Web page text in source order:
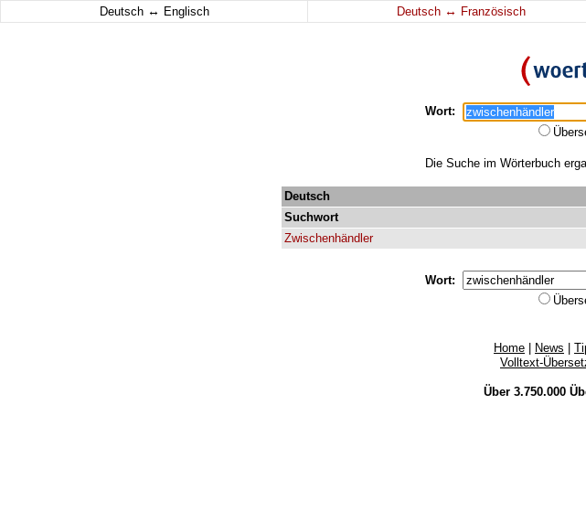
Deutsch ↔ Englisch Deutsch ↔ Französisch
Wort:
Die Suche im Wörterbuch
Deutsch
Suchwort
Zwischenhändler
Wort:
Home News
Volltext-
Über 3.750.000